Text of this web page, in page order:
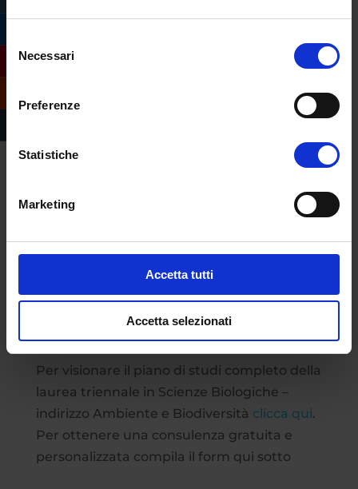
delNecessari
Preferenze
Statistiche
Marketing
Accetta tutti
Accetta selezionati
nel settore della divulgazione scientifica, nei
nelle organizzazioni che operano in ambito
ecologico. Il laureato potrà inoltre fornire
aziende, partecipando a progetti legati alla
naturali e alla
Biodiversità è prevista l’iscrizione all’Albo B
dell’Ordine Nazionale dei Biologi (biologo
junior), previo superamento di un Esame di
Per visionare il piano di studi completo della
laurea triennale in Scienze Biologiche –
indirizzo Ambiente e Biodiversità clicca qui.
Per ottenere una consulenza gratuita e
personalizzata compila il form qui sotto